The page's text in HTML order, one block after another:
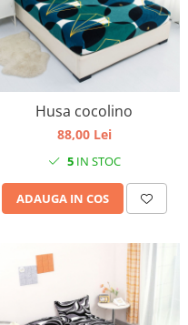
Husa cocolino
88,00 Lei
5IN STOC
ADAUGA IN COS